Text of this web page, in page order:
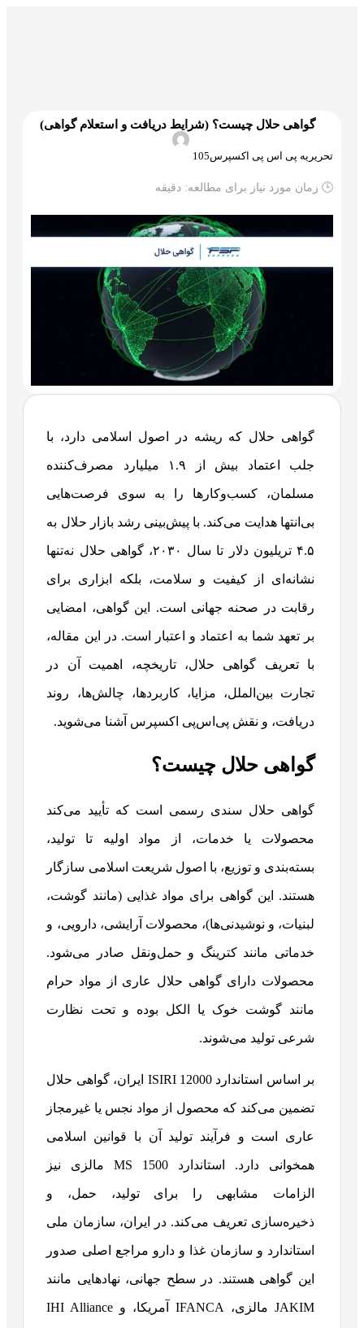
گواهی حلال چیست؟ (شرایط دریافت و استعلام گواهی)
تحریریه پی اس پی اکسپرس105
🕒 زمان مورد نیاز برای مطالعه: دقیقه
گواهی حلال که ریشه در اصول اسلامی دارد، با
جلب اعتماد بیش از ۱.۹ میلیارد مصرف‌کننده
مسلمان، کسب‌وکارها را به سوی فرصت‌هایی
بی‌انتها هدایت می‌کند. با پیش‌بینی رشد بازار حلال به
۴.۵ تریلیون دلار تا سال ۲۰۳۰، گواهی حلال نه‌تنها
نشانه‌ای از کیفیت و سلامت، بلکه ابزاری برای
رقابت در صحنه جهانی است. این گواهی، امضایی
بر تعهد شما به اعتماد و اعتبار است. در این مقاله،
با تعریف گواهی حلال، تاریخچه، اهمیت آن در
تجارت بین‌الملل، مزایا، کاربردها، چالش‌ها، روند
دریافت، و نقش پی‌اس‌پی اکسپرس آشنا می‌شوید.
گواهی حلال چیست؟
گواهی حلال سندی رسمی است که تأیید می‌کند
محصولات یا خدمات، از مواد اولیه تا تولید،
بسته‌بندی و توزیع، با اصول شریعت اسلامی سازگار
هستند. این گواهی برای مواد غذایی (مانند گوشت،
لبنیات، و نوشیدنی‌ها)، محصولات آرایشی، دارویی، و
خدماتی مانند کترینگ و حمل‌ونقل صادر می‌شود.
محصولات دارای گواهی حلال عاری از مواد حرام
مانند گوشت خوک یا الکل بوده و تحت نظارت
شرعی تولید می‌شوند.
بر اساس استاندارد ISIRI 12000 ایران، گواهی حلال
تضمین می‌کند که محصول از مواد نجس یا غیرمجاز
عاری است و فرآیند تولید آن با قوانین اسلامی
همخوانی دارد. استاندارد MS 1500 مالزی نیز
الزامات مشابهی را برای تولید، حمل، و
ذخیره‌سازی تعریف می‌کند. در ایران، سازمان ملی
استاندارد و سازمان غذا و دارو مراجع اصلی صدور
این گواهی هستند. در سطح جهانی، نهادهایی مانند
JAKIM مالزی، IFANCA آمریکا، و IHI Alliance